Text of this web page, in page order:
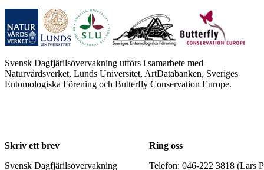
Svensk Dagfjärilsövervakning utförs i samarbete med
Naturvårdsverket, Lunds Universitet, ArtDatabanken, Sveriges
Entomologiska Förening och Butterfly Conservation Europe.
Skriv ett brev
Svensk Dagfjärilsövervakning
Ring oss
Telefon: 046-222 3818 (Lars